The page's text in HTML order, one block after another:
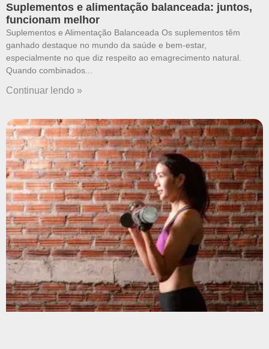
Suplementos e alimentação balanceada: juntos,
funcionam melhor
Suplementos e Alimentação Balanceada Os suplementos têm
ganhado destaque no mundo da saúde e bem-estar,
especialmente no que diz respeito ao emagrecimento natural.
Quando combinados
Continuar lendo »